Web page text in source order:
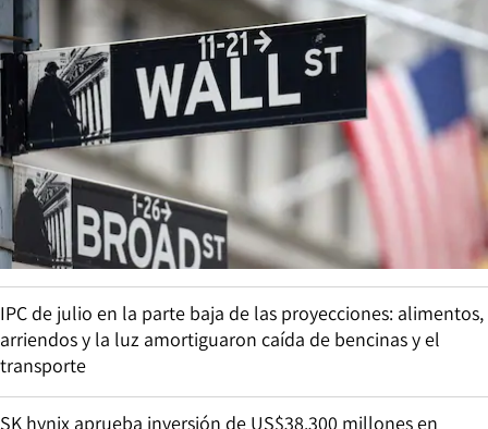
IPC de julio en la parte baja de las proyecciones: alimentos,
arriendos y la luz amortiguaron caída de bencinas y el
transporte
SK hynix aprueba inversión de US$38.300 millones en